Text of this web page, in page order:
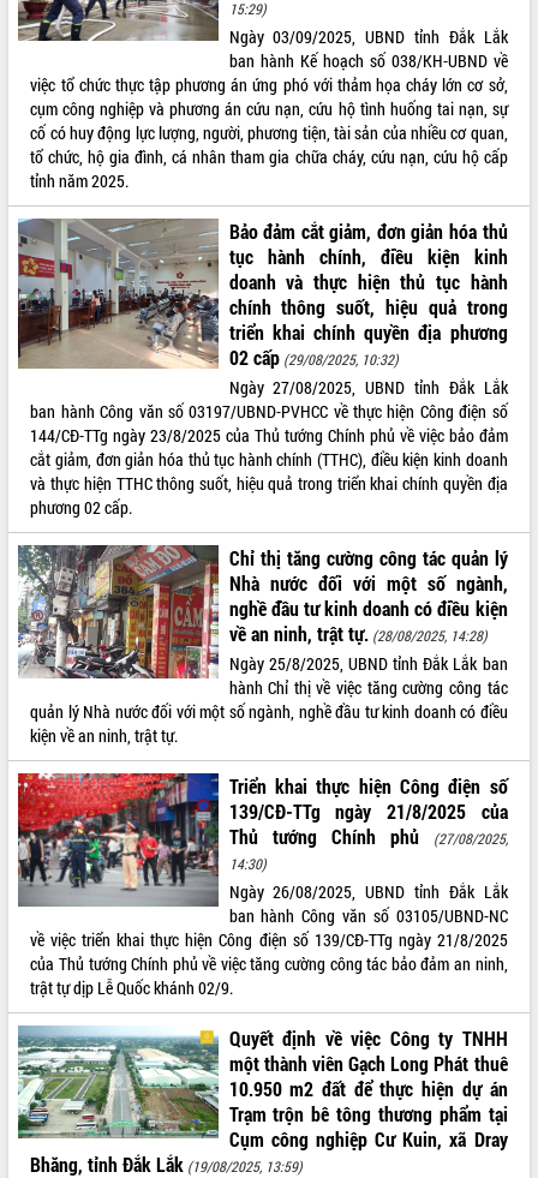
VIDEO
Không có file video nào để phát.
ALBUM ẢNH
LIÊN KẾT WEB
THỐNG KÊ TRUY CẬP
Hôm nay: 14769
Tất cả: 65990911
15:29)
Ngày 03/09/2025, UBND tỉnh Đắk Lắk
ban hành Kế hoạch số 038/KH-UBND về
việc tổ chức thực tập phương án ứng phó với thảm họa cháy lớn cơ sở,
cụm công nghiệp và phương án cứu nạn, cứu hộ tình huống tai nạn, sự
cố có huy động lực lượng, người, phương tiện, tài sản của nhiều cơ quan,
tổ chức, hộ gia đình, cá nhân tham gia chữa cháy, cứu nạn, cứu hộ cấp
tỉnh năm 2025.
Bảo đảm cắt giảm, đơn giản hóa thủ
tục hành chính, điều kiện kinh
doanh và thực hiện thủ tục hành
chính thông suốt, hiệu quả trong
triển khai chính quyền địa phương
02 cấp (29/08/2025, 10:32)
Ngày 27/08/2025, UBND tỉnh Đắk Lắk
ban hành Công văn số 03197/UBND-PVHCC về thực hiện Công điện số
144/CĐ-TTg ngày 23/8/2025 của Thủ tướng Chính phủ về việc bảo đảm
cắt giảm, đơn giản hóa thủ tục hành chính (TTHC), điều kiện kinh doanh
và thực hiện TTHC thông suốt, hiệu quả trong triển khai chính quyền địa
phương 02 cấp.
Chỉ thị tăng cường công tác quản lý
Nhà nước đối với một số ngành,
nghề đầu tư kinh doanh có điều kiện
về an ninh, trật tự. (28/08/2025, 14:28)
Ngày 25/8/2025, UBND tỉnh Đắk Lắk ban
hành Chỉ thị về việc tăng cường công tác
quản lý Nhà nước đối với một số ngành, nghề đầu tư kinh doanh có điều
kiện về an ninh, trật tự.
Triển khai thực hiện Công điện số
139/CĐ-TTg ngày 21/8/2025 của
Thủ tướng Chính phủ
(27/08/2025,
14:30)
Ngày 26/08/2025, UBND tỉnh Đắk Lắk
ban hành Công văn số 03105/UBND-NC
về việc triển khai thực hiện Công điện số 139/CĐ-TTg ngày 21/8/2025
của Thủ tướng Chính phủ về việc tăng cường công tác bảo đảm an ninh,
trật tự dịp Lễ Quốc khánh 02/9.
Quyết định về việc Công ty TNHH
một thành viên Gạch Long Phát thuê
10.950 m2 đất để thực hiện dự án
Trạm trộn bê tông thương phẩm tại
Cụm công nghiệp Cư Kuin, xã Dray
Bhăng, tỉnh Đắk Lắk (19/08/2025, 13:59)